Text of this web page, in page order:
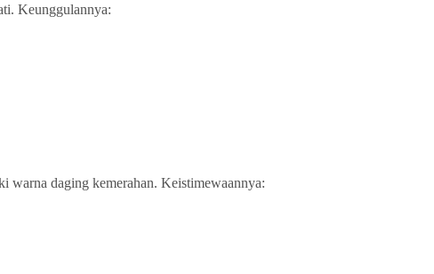
Keunggulannya:
warna daging kemerahan. Keistimewaannya: